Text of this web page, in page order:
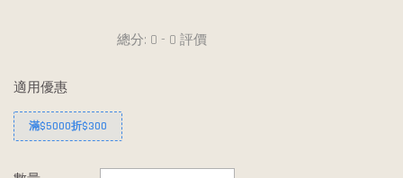
總分: 0 - 0 評價
適用優惠
滿$5000折$300